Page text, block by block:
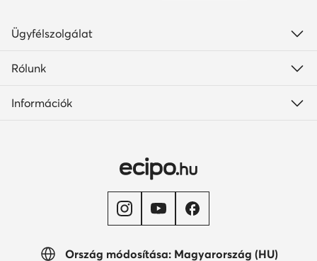
Ország módosítása: Magyarország (HU)
Ügyfélszolgálat
Rólunk
Információk